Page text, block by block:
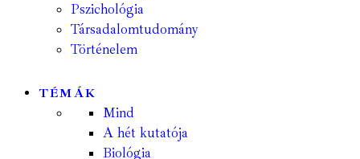
Pszichológia
Társadalomtudomány
Történelem
TÉMÁK
Mind
A hét kutatója
Biológia